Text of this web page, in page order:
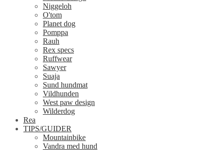
Niggeloh
O'tom
Planet dog
Pomppa
Rauh
Rex specs
Ruffwear
Sawyer
Suaja
Sund hundmat
Vildhunden
West paw design
Wilderdog
Rea
TIPS/GUIDER
Mountainbike
Vandra med hund